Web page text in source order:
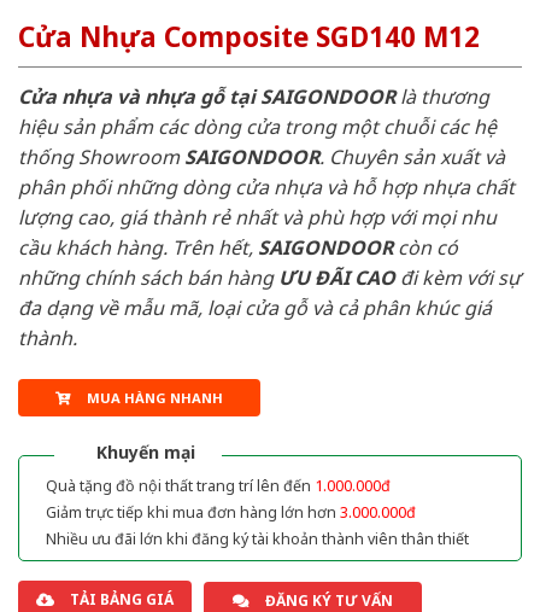
Cửa Nhựa Composite SGD140 M12
Cửa nhựa và nhựa gỗ tại SAIGONDOORlà thương
hiệu sản phẩm các dòng cửa trong một chuỗi các hệ
thống ShowroomSAIGONDOOR. Chuyên sản xuất và
phân phối những dòng cửa nhựa và hỗ hợp nhựa chất
lượng cao, giá thành rẻ nhất và phù hợp với mọi nhu
cầu khách hàng. Trên hết, SAIGONDOORcòn có
những chính sách bán hàng ƯU ĐÃI CAOđi kèm với sự
đa dạng về mẫu mã, loại cửa gỗ và cả phân khúc giá
thành.
MUA HÀNG NHANH
Khuyến mại
Quà tặng đồ nội thất trang trí lên đến 1.000.000đ
Giảm trực tiếp khi mua đơn hàng lớn hơn 3.000.000đ
Nhiều ưu đãi lớn khi đăng ký tài khoản thành viên thân thiết
TẢI BẢNG GIÁ ĐĂNG KÝ TƯ VẤN